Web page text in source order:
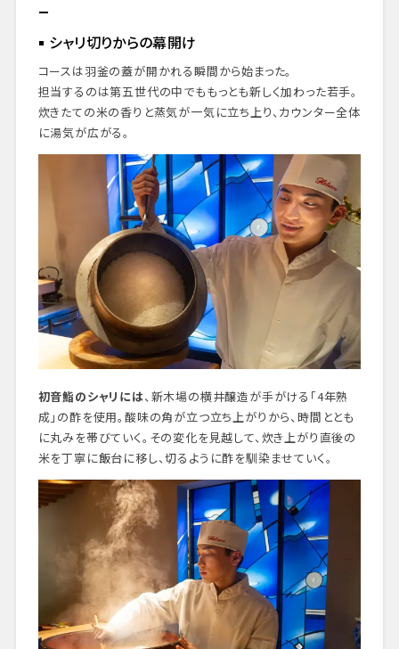
シャリ切りからの幕開け
コースは羽釜の蓋が開かれる瞬間から始まった。
担当するのは第五世代の中でももっとも新しく加わった若手。
炊きたての米の香りと蒸気が一気に立ち上り、カウンター全体
に湯気が広がる。
初音鮨のシャリには、新木場の横井醸造が手がける「4年熟
成」の酢を使用。酸味の角が立つ立ち上がりから、時間ととも
に丸みを帯びていく。その変化を見越して、炊き上がり直後の
米を丁寧に飯台に移し、切るように酢を馴染ませていく。